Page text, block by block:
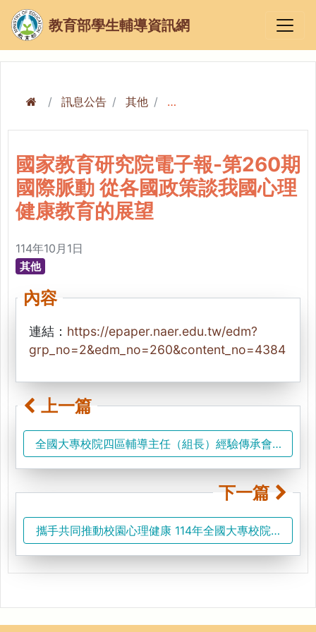
教育部學生輔導資訊網
訊息公告 其他
國家教育研究院電子報-第260期
國際脈動 從各國政策談我國心理
健康教育的展望
114年10月1日
其他
內容
連結： https://epaper.naer.edu.tw/edm?
grp_no=2&edm_no=260&content_no=4384
上一篇
全國大專校院四區輔導主任（組長）經驗傳承會議 精進
下一篇
攜手共同推動校園心理健康 114年全國大專校院諮商輔